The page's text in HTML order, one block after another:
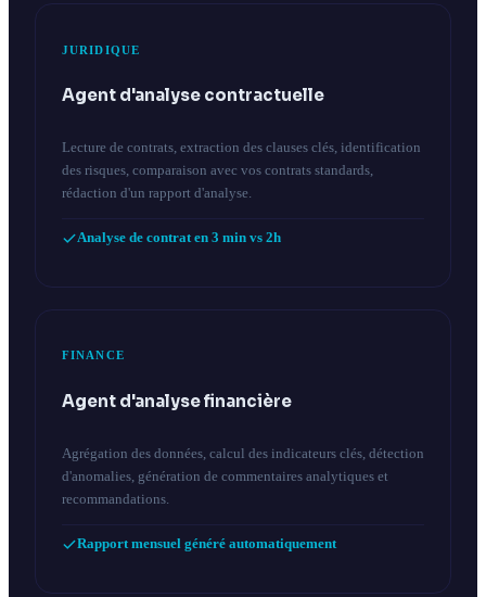
JURIDIQUE
Agent d'analyse contractuelle
Lecture de contrats, extraction des clauses clés, identification
des risques, comparaison avec vos contrats standards,
rédaction d'un rapport d'analyse.
Analyse de contrat en 3 min vs 2h
FINANCE
Agent d'analyse financière
Agrégation des données, calcul des indicateurs clés, détection
d'anomalies, génération de commentaires analytiques et
recommandations.
Rapport mensuel généré automatiquement